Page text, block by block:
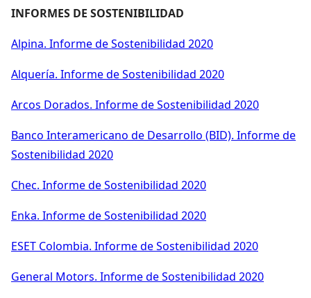
INFORMES DE SOSTENIBILIDAD
Alpina. Informe de Sostenibilidad 2020
Alquería. Informe de Sostenibilidad 2020
Arcos Dorados. Informe de Sostenibilidad 2020
Banco Interamericano de Desarrollo (BID). Informe de
Sostenibilidad 2020
Chec. Informe de Sostenibilidad 2020
Enka. Informe de Sostenibilidad 2020
ESET Colombia. Informe de Sostenibilidad 2020
General Motors. Informe de Sostenibilidad 2020